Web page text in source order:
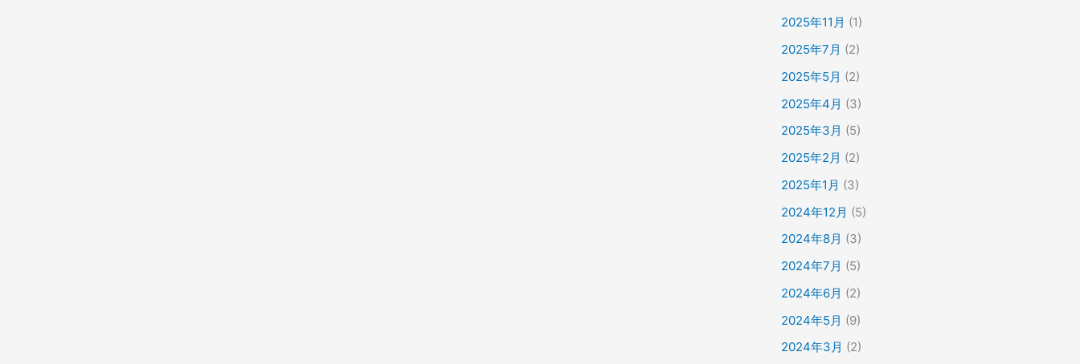
2025年11月 (1)
2025年7月 (2)
2025年5月 (2)
2025年4月 (3)
2025年3月 (5)
2025年2月 (2)
2025年1月 (3)
2024年12月 (5)
2024年8月 (3)
2024年7月 (5)
2024年6月 (2)
2024年5月 (9)
2024年3月 (2)